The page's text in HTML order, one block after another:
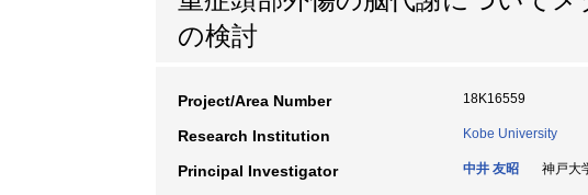
の検討
Project/Area Number 18K16559
Research Institution Kobe University
Principal Investigator 中井 友昭 神戸大